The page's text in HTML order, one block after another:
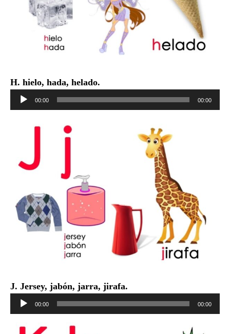
H. hielo, hada, helado.
Reproductor
de
00:00 00:00
J. Jersey, jabón, jarra, jirafa.
Reproductor
de
audio
00:00 00:00